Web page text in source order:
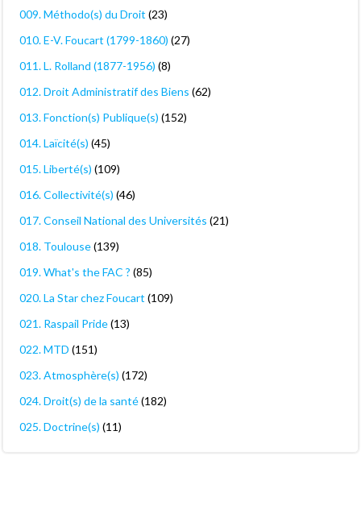
009. Méthodo(s) du Droit (23)
010. E-V. Foucart (1799-1860) (27)
011. L. Rolland (1877-1956) (8)
012. Droit Administratif des Biens (62)
013. Fonction(s) Publique(s) (152)
014. Laïcité(s) (45)
015. Liberté(s) (109)
016. Collectivité(s) (46)
017. Conseil National des Universités (21)
018. Toulouse(139)
019. What's the FAC ? (85)
020. La Star chez Foucart (109)
021. Raspail Pride(13)
022. MTD (151)
023. Atmosphère(s) (172)
024. Droit(s) de la santé(182)
025. Doctrine(s) (11)